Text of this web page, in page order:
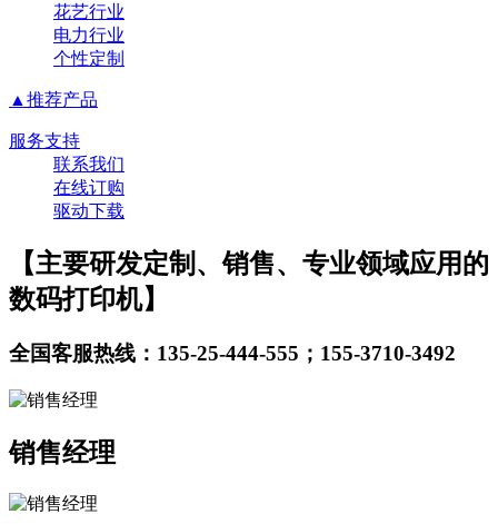
花艺行业
电力行业
个性定制
▲推荐产品
服务支持
联系我们
在线订购
驱动下载
【主要研发定制、销售、专业领域应用的
数码打印机】
全国客服热线：135-25-444-555；155-3710-3492
销售经理